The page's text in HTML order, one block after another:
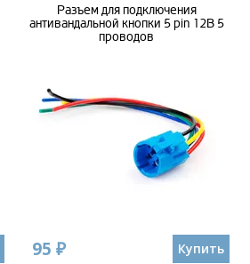
Разъем для подключения
антивандальной кнопки 5 pin 12В 5
проводов
95 ₽ Купить